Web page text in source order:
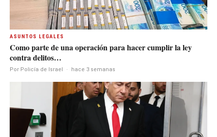
ASUNTOS LEGALES
Como parte de una operación para hacer cumplir la ley
contra delitos…
Por Policía de Israel · hace 3 semanas